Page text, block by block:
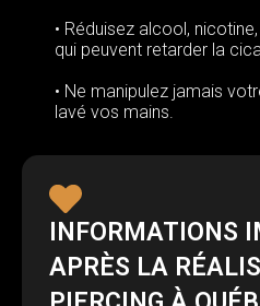
• Réduisez alcool,
qui peuvent retarder la
• Ne manipulez jamais
lavé vos mains.
INFORMATIONS
APRÈS LA